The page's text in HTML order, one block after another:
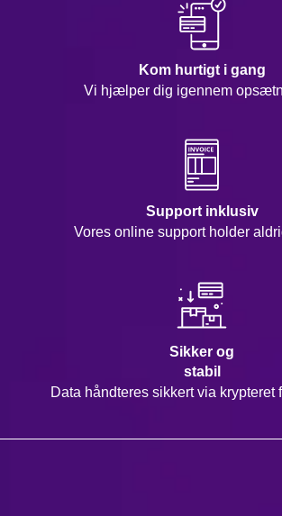
Kom hurtigt i gang
Vi hjælper dig igennem
Support inklusiv
Vores online support holder
Sikker og
stabil
Data håndteres sikkert via krypteret